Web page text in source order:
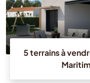
5 terrains à